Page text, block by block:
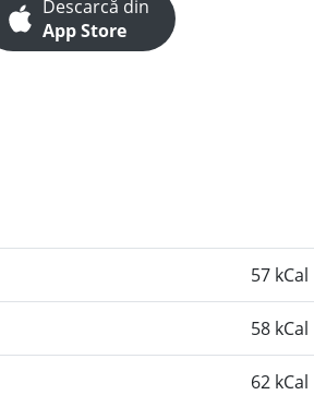
Descarcă din
App Store
57 kCal
58 kCal
62 kCal